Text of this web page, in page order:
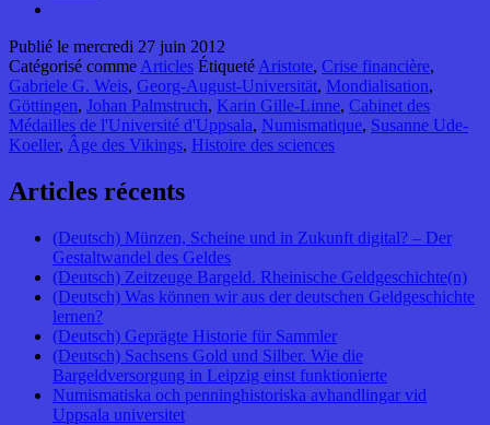
Publié le mercredi 27 juin 2012
Catégorisé comme Articles Étiqueté Aristote, Crise financière,
Gabriele G. Weis, Georg-August-Universität, Mondialisation,
Göttingen, Johan Palmstruch, Karin Gille-Linne, Cabinet des
Médailles de l'Université d'Uppsala, Numismatique, Susanne Ude-
Koeller, Âge des Vikings, Histoire des sciences
Articles récents
(Deutsch) Münzen, Scheine und in Zukunft digital? – Der
Gestaltwandel des Geldes
(Deutsch) Zeitzeuge Bargeld. Rheinische Geldgeschichte(n)
(Deutsch) Was können wir aus der deutschen Geldgeschichte
lernen?
(Deutsch) Geprägte Historie für Sammler
(Deutsch) Sachsens Gold und Silber. Wie die
Bargeldversorgung in Leipzig einst funktionierte
Numismatiska och penninghistoriska avhandlingar vid
Uppsala universitet